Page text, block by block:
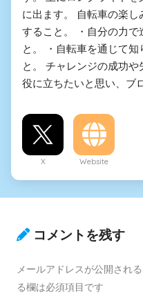
に出ます。 自転車の楽
すること。 ・自分の力で
と。 ・自転車を通じて知
と。 チャレンジの成功
役に立ちたいと思い、ブ
X Website
コメントを残す
メールアドレスが公開され
る欄は必須項目です